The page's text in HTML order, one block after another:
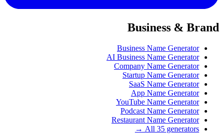
Business & Brand
Business Name Generator
AI Business Name Generator
Company Name Generator
Startup Name Generator
SaaS Name Generator
App Name Generator
YouTube Name Generator
Podcast Name Generator
Restaurant Name Generator
All 35 generators →